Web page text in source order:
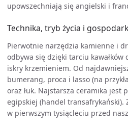
upowszechniają się angielski i
Technika, tryb życia i
Pierwotnie narzędzia kamienne i
odbywa się dzięki tarciu
iskry krzemieniem. Od
bumerang, proca i lasso (na
oraz łuk. Najstarsza ceramika jest
egipskiej (handel transafrykański).
w pierwszym tysiącleciu przed